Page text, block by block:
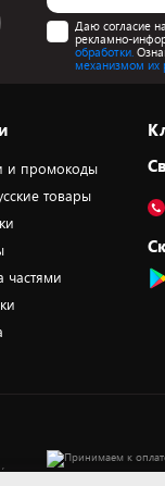
Даю согласие
рекламно-
обработки.
механизмом их
и промокоды
товары
частями